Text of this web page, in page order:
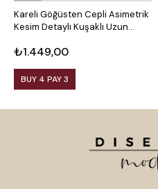
Kareli Göğüsten Cepli Asimetrik
Kesim Detaylı Kuşaklı Uzun
₺1.449,00
BUY 4 PAY 3